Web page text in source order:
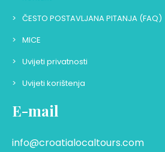
ČESTO POSTAVLJANA PITANJA (FAQ)
MICE
Uvijeti privatnosti
Uvijeti korištenja
E-mail
info@croatialocaltours.com